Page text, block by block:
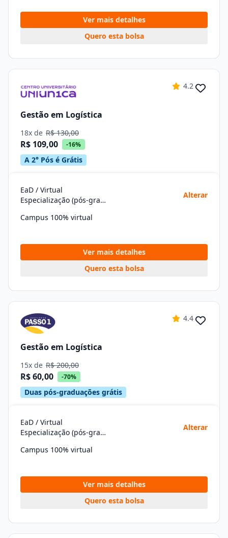
Ver mais detalhes
Quero esta bolsa
4.2
Gestão em Logística
18x de R$ 130,00
R$ 109,00 -16%
A 2° Pós é Grátis
EaD / Virtual
Especialização (pós-graduação)
Alterar
Campus 100% virtual
Ver mais detalhes
Quero esta bolsa
4.4
Gestão em Logística
15x de R$ 200,00
R$ 60,00 -70%
Duas pós-graduações grátis
EaD / Virtual
Especialização (pós-graduação)
Alterar
Campus 100% virtual
Ver mais detalhes
Quero esta bolsa